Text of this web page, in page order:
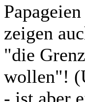
zeigen
"die
wollen"!
- ist aber